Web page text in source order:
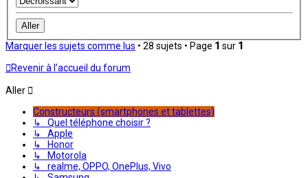
Marquer les sujets comme lus • 28 sujets • Page 1 sur 1
Revenir à l’accueil du forum
Aller
Constructeurs (smartphones et tablettes)
↳ Quel téléphone choisir ?
↳ Apple
↳ Honor
↳ Motorola
↳ realme, OPPO, OnePlus, Vivo